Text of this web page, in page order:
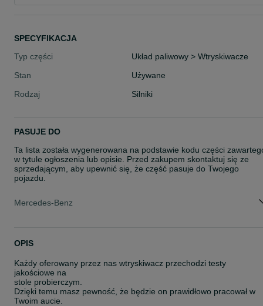
SPECYFIKACJA
Typ części
Układ paliwowy > Wtryskiwacze
Stan
Używane
Rodzaj
Silniki
PASUJE DO
Ta lista została wygenerowana na podstawie kodu części
w tytule ogłoszenia lub opisie. Przed zakupem skontaktuj się ze
sprzedającym, aby upewnić się, że część pasuje do Twojego
pojazdu.
Mercedes-Benz
OPIS
Każdy oferowany przez nas wtryskiwacz przechodzi testy
jakościowe na
stole probierczym.
Dzięki temu masz pewność, że będzie on prawidłowo pracował w
Twoim aucie.